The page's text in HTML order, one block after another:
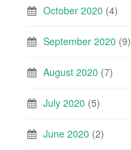
October 2020 (4)
September 2020 (9)
August 2020 (7)
July 2020 (5)
June 2020 (2)